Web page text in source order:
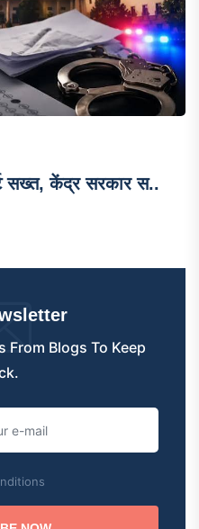
सख्त, केंद्र सरकार स..
From Blogs To Keep